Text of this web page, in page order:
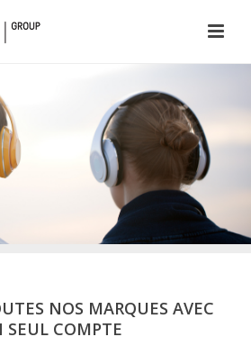
NOS MARQUES AVEC
SEUL COMPTE